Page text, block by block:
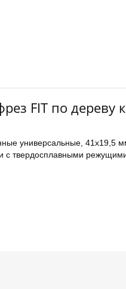
FIT по
универсальные, 41х19,5
с твердосплавными